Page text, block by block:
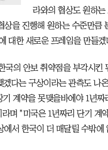
라와의 협상도 원하
상을 진행해 원하는 수준만큼
대한 새로운 프레임을 만들
국의 안보 취약점을 부각시
겠다는 구상이라는 관측도 나
기 계약을 못맺을바에야 1년
며 "미국은 1년짜리 단기 계
서 한국이 더 매달릴 수밖에